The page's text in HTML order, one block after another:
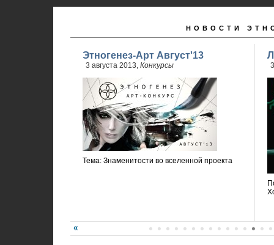
НОВОСТИ
Этногенез-Арт Август'13
3 августа 2013, Конкурсы
Тема: Знаменитости во вселенной проекта